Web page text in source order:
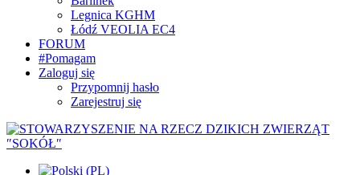
Legnica KGHM
Łódź VEOLIA EC4
FORUM
#Pomagam
Zaloguj się
Przypomnij hasło
Zarejestruj się